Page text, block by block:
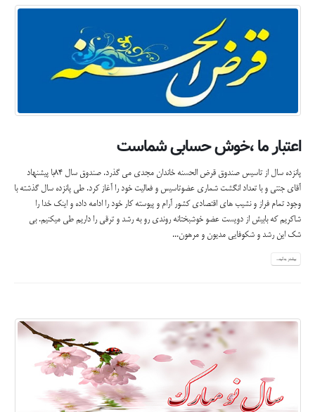
اعتبار ما ،خوش حسابی شماست
پانزده سال از تاسیس صندوق قرض الحسنه خاندان مجدی می گذرد. صندوق سال ۸۴با پیشنهاد
آقای جنتی و با تعداد انگشت شماری عضوتاسیس و فعالیت خود را آغاز کرد. طی پانزده سال گذشته با
وجود تمام فراز و نشیب های اقتصادی کشور آرام و پیوسته کار خود را ادامه داده و اینک خدا را
شاکریم که بابیش از دویست عضو خوشبختانه روندی رو به رشد و ترقی را داریم طی میکنیم. بی
شک این رشد و شکوفایی مدیون و مرهون...
بیشتر بدانید...